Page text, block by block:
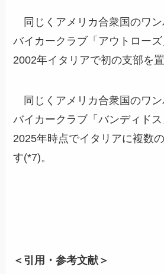
同じくアメリカ合衆国のワ
バイカークラブ「アウトロー
2002年イタリアで初の支部を
同じくアメリカ合衆国のワ
バイカークラブ「バンディド
2025年時点でイタリアに複数
す(*7)。
＜引用・参考文献＞